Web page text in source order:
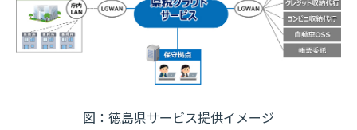
図：徳島県サービス提供イメージ